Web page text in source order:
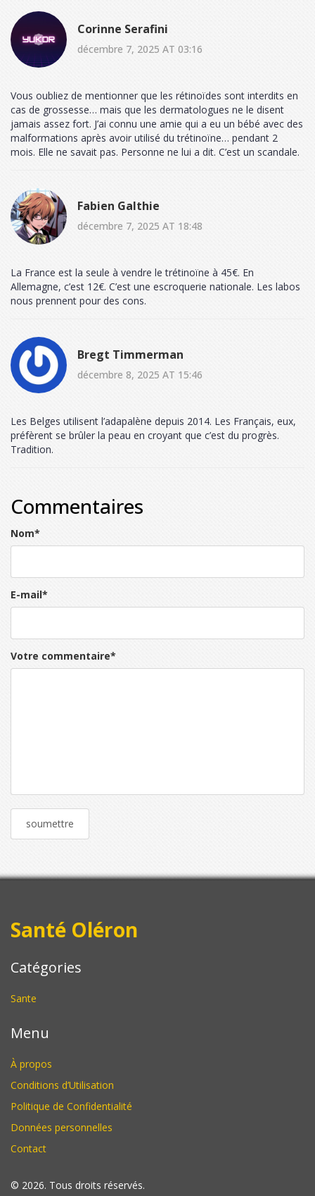
Corinne Serafini
décembre 7, 2025 AT 03:16
Vous oubliez de mentionner que les rétinoïdes sont interdits en
cas de grossesse… mais que les dermatologues ne le disent
jamais assez fort. J’ai connu une amie qui a eu un bébé avec des
malformations après avoir utilisé du trétinoïne… pendant 2
mois. Elle ne savait pas. Personne ne lui a dit. C’est un scandale.
Fabien Galthie
décembre 7, 2025 AT 18:48
La France est la seule à vendre le trétinoïne à 45€. En
Allemagne, c’est 12€. C’est une escroquerie nationale. Les labos
nous prennent pour des cons.
Bregt Timmerman
décembre 8, 2025 AT 15:46
Les Belges utilisent l’adapalène depuis 2014. Les Français, eux,
préfèrent se brûler la peau en croyant que c’est du progrès.
Tradition.
Commentaires
Nom*
E-mail*
Votre commentaire*
Santé Oléron
Catégories
Sante
Menu
À propos
Conditions d’Utilisation
Politique de Confidentialité
Données personnelles
Contact
© 2026. Tous droits réservés.